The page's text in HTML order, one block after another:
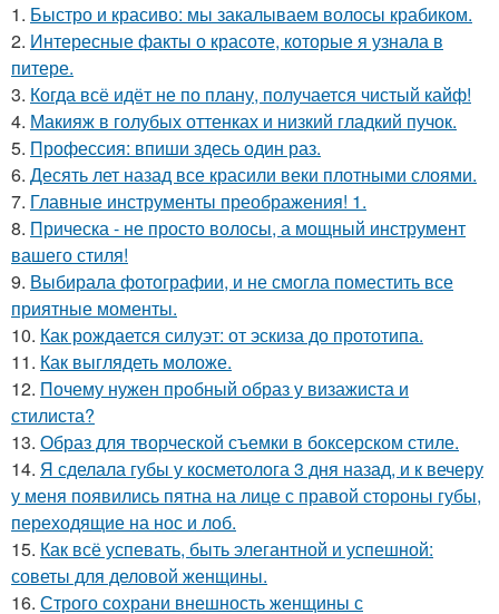
1. Быстро и красиво: мы закалываем волосы крабиком.
2. Интересные факты о красоте, которые я узнала в
питере.
3. Когда всё идёт не по плану, получается чистый кайф!
4. Макияж в голубых оттенках и низкий гладкий пучок.
5. Профессия: впиши здесь один раз.
6. Десять лет назад все красили веки плотными слоями.
7. Главные инструменты преображения! 1.
8. Прическа - не просто волосы, а мощный инструмент
вашего стиля!
9. Выбирала фотографии, и не смогла поместить все
приятные моменты.
10. Как рождается силуэт: от эскиза до прототипа.
11. Как выглядеть моложе.
12. Почему нужен пробный образ у визажиста и
стилиста?
13. Образ для творческой съемки в боксерском стиле.
14. Я сделала губы у косметолога 3 дня назад, и к вечеру
у меня появились пятна на лице с правой стороны губы,
переходящие на нос и лоб.
15. Как всё успевать, быть элегантной и успешной:
советы для деловой женщины.
16. Строго сохрани внешность женщины с